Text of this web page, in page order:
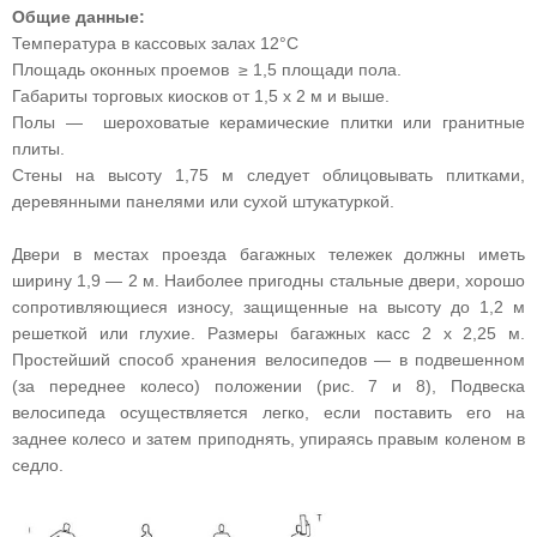
Общие данные:
Температура в кассовых залах 12°С
Площадь оконных проемов ≥ 1,5 площади пола.
Габариты торговых киосков от 1,5 х 2 м и выше.
Полы — шероховатые керамические плитки или гранитные
плиты.
Стены на высоту 1,75 м следует облицовывать плитками,
деревянными панелями или сухой штукатуркой.
Двери в местах проезда багажных тележек должны иметь
ширину 1,9 — 2 м. Наиболее пригодны стальные двери, хорошо
сопротивляющиеся износу, защищенные на высоту до 1,2 м
решеткой или глухие. Размеры багажных касс 2 х 2,25 м.
Простейший способ хранения велосипедов — в подвешенном
(за переднее колесо) положении (рис. 7 и 8), Подвеска
велосипеда осуществляется легко, если поставить его на
заднее колесо и затем приподнять, упираясь правым коленом в
седло.